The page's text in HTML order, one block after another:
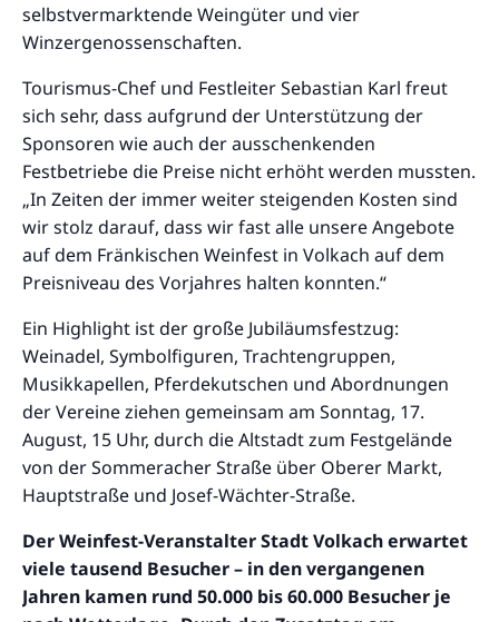
selbstvermarktende Weingüter und vier
Winzergenossenschaften.
Tourismus-Chef und Festleiter Sebastian Karl freut
sich sehr, dass aufgrund der Unterstützung der
Sponsoren wie auch der ausschenkenden
Festbetriebe die Preise nicht erhöht werden mussten.
„In Zeiten der immer weiter steigenden Kosten sind
wir stolz darauf, dass wir fast alle unsere Angebote
auf dem Fränkischen Weinfest in Volkach auf dem
Preisniveau des Vorjahres halten konnten.“
Ein Highlight ist der große Jubiläumsfestzug:
Weinadel, Symbolfiguren, Trachtengruppen,
Musikkapellen, Pferdekutschen und Abordnungen
der Vereine ziehen gemeinsam am Sonntag, 17.
August, 15 Uhr, durch die Altstadt zum Festgelände
von der Sommeracher Straße über Oberer Markt,
Hauptstraße und Josef-Wächter-Straße.
Der Weinfest-Veranstalter Stadt Volkach erwartet
viele tausend Besucher – in den vergangenen
Jahren kamen rund 50.000 bis 60.000 Besucher je